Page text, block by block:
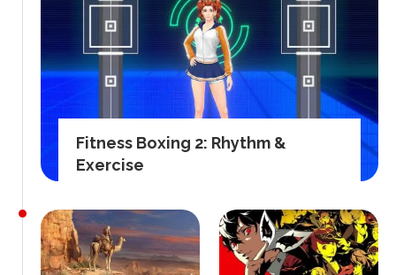
Fitness Boxing 2: Rhythm &
Exercise